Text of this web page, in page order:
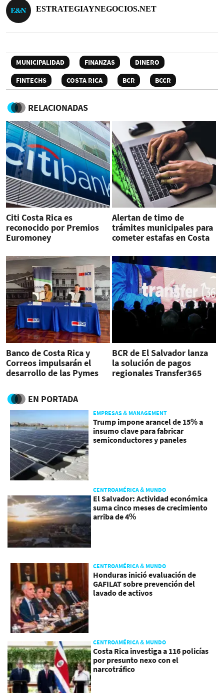
ESTRATEGIAYNEGOCIOS.NET
MUNICIPALIDAD FINANZAS
DINERO
FINTECHS
COSTA RICA BCR BCCR
RELACIONADAS
Citi Costa Rica es
reconocido por Premios
Euromoney
Alertan de timo de
trámites municipales para
cometer estafas en Costa
Banco de Costa Rica y
Correos impulsarán el
desarrollo de las Pymes
BCR de El Salvador lanza
la solución de pagos
regionales Transfer365
EN PORTADA
EMPRESAS & MANAGEMENT
Trump impone arancel de 15% a
insumo clave para fabricar
semiconductores y paneles
CENTROAMÉRICA & MUNDO
El Salvador: Actividad económica
suma cinco meses de crecimiento
arriba de 4%
CENTROAMÉRICA & MUNDO
Honduras inició evaluación de
GAFILAT sobre prevención del
lavado de activos
CENTROAMÉRICA & MUNDO
Costa Rica investiga a 116 policías
por presunto nexo con el
narcotráfico